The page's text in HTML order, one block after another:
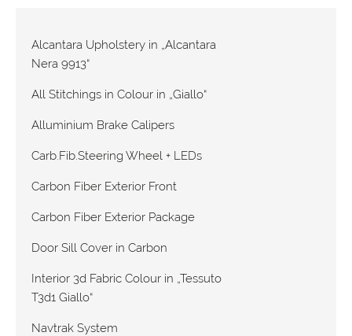
Alcantara Upholstery in „Alcantara
Nera 9913“
All Stitchings in Colour in „Giallo“
Alluminium Brake Calipers
Carb.Fib.Steering Wheel + LEDs
Carbon Fiber Exterior Front
Carbon Fiber Exterior Package
Door Sill Cover in Carbon
Interior 3d Fabric Colour in „Tessuto
T3d1 Giallo“
Navtrak System